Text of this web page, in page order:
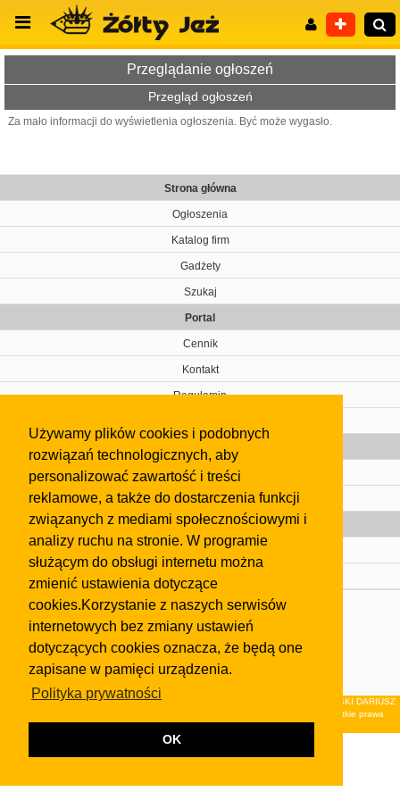
Używamy plików cookies i podobnych
rozwiązań technologicznych, aby
personalizować zawartość i treści
reklamowe, a także do dostarczenia funkcji
związanych z mediami społecznościowymi i
analizy ruchu na stronie. W programie
służącym do obsługi internetu można
zmienić ustawienia dotyczące
cookies.Korzystanie z naszych serwisów
internetowych bez zmiany ustawień
dotyczących cookies oznacza, że będą one
zapisane w pamięci urządzenia.
Polityka prywatności
OK
Przeglądanie ogłoszeń
Przegląd ogłoszeń
Za mało informacji do wyświetlenia ogłoszenia. Być może wygasło.
Strona główna
Ogłoszenia
Katalog firm
Gadżety
Szukaj
Portal
Cennik
Kontakt
Regulamin
Gazeta
Olkusz
Kontakt
Strefa dla biznesu
Biura nieruchomości
Dealerzy i autokomisy
Skontaktuj się z nami
regulaminuiPolityki Prywatności.
Klauzula FB
© 2026Wydawnictwo NEON sp. z o.o. (dawniej: FIRMA NEON MAREK KLUCZEWSKI DARIUSZ
KRAWCZYK s.c.) z siedzibą w Olkuszu, ul.Żuradzka 15, 32-300 Olkusz . Wszystkie prawa